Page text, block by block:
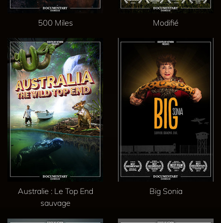
500 Miles Modifié
Australie : Le Top End
sauvage
Big Sonia